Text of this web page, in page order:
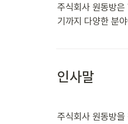
주식회사 원동방
기까지 다양한 분
인사말
주식회사 원동방